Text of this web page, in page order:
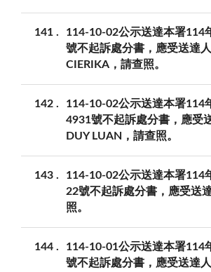
141
114-10-02公示送達本署114
號不起訴處分書，應受送達
CIERIKA，請查照。
142
114-10-02公示送達本署114
4931號不起訴處分書，應受
DUY LUAN，請查照。
143
114-10-02公示送達本署114
22號不起訴處分書，應受送
照。
144
114-10-01公示送達本署114
號不起訴處分書，應受送達